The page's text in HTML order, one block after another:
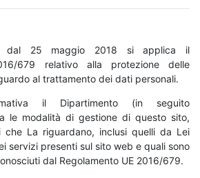
dal 25 maggio 2018 si applica il
679 relativo alla protezione delle
al trattamento dei dati personali.
il Dipartimento (in seguito
le modalità di gestione di questo sito,
La riguardano, inclusi quelli da Lei
servizi presenti sul sito web e quali sono
dal Regolamento UE 2016/679.